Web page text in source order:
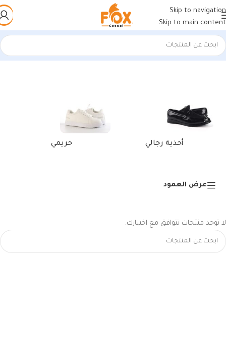
Skip to navigation
Skip to main content
الرئيسية/منتجات تحت الوسم “محفظة بطاقات جلد طبيعي”
أحذية رجالي حريمي
عرض العمود
لا توجد منتجات تتوافق مع اختيارك.